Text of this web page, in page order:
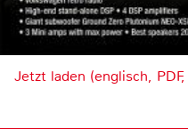
Jetzt laden (englisch,